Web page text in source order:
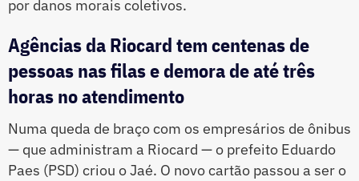
por danos morais coletivos.
Agências da Riocard tem centenas de
pessoas nas filas e demora de até três
horas no atendimento
Numa queda de braço com os empresários de ônibus
— que administram a Riocard — o prefeito Eduardo
Paes (PSD) criou o Jaé. O novo cartão passou a ser o